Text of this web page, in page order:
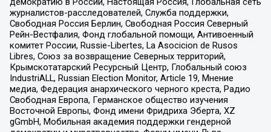
журналистов-расследователей, Служба поддержки,
Свободная Россия Берлин, Свободная Россия Северный
Рейн-Вестфалия, Фонд глобальной помощи, Антивоенный
комитет России, Russie-Libertes, La Asocicion de Rusos
Libres, Союз за возвращение Северных территорий,
Крымскотатарский Ресурсный Центр, Глобальный союз
IndustriALL, Russian Election Monitor, Article 19, Мнение
медиа, Федерация анархического черного креста, Радио
Свободная Европа, Германское общество изучения
Восточной Европы, Фонд имени Фридриха Эберта, XZ
gGmbH, Мобильная академия поддержки гендерной